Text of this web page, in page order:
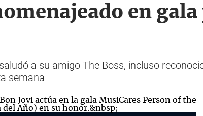
en
a su amigo The Boss, incluso
semana